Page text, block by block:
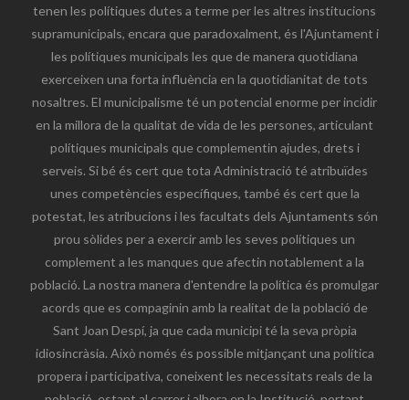
tenen les polítiques dutes a terme per les altres institucions
supramunicipals, encara que paradoxalment, és l'Ajuntament i
les polítiques municipals les que de manera quotidiana
exerceixen una forta influència en la quotidianitat de tots
nosaltres. El municipalisme té un potencial enorme per incidir
en la millora de la qualitat de vida de les persones, articulant
polítiques municipals que complementin ajudes, drets i
serveis. Si bé és cert que tota Administració té atribuïdes
unes competències específiques, també és cert que la
potestat, les atribucions i les facultats dels Ajuntaments són
prou sòlides per a exercir amb les seves polítiques un
complement a les manques que afectin notablement a la
població. La nostra manera d'entendre la política és promulgar
acords que es compaginin amb la realitat de la població de
Sant Joan Despí, ja que cada municipi té la seva pròpia
idiosincràsia. Això només és possible mitjançant una política
propera i participativa, coneixent les necessitats reals de la